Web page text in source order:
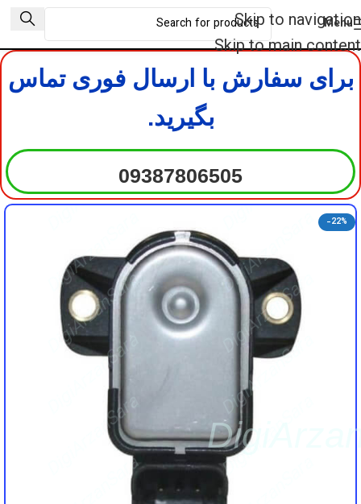
Skip to navigation
Skip to main content
Menu
برای سفارش با ارسال فوری تماس
بگیرید.
09387806505
-22%
DigiArzanSara
DigiArzanSara
DigiArzanSara
DigiArzanSara
DigiArzanSara
DigiArzanSara
DigiArzanSara
DigiArzanSara
DigiArzanSara
DigiArzanSara
DigiArzanSara
DigiArzanSara
DigiArzanSara
DigiArzanSara